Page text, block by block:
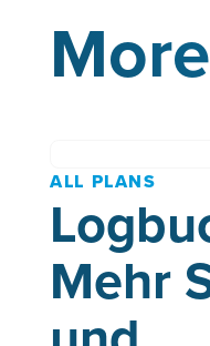
ALL PLANS
Mehr